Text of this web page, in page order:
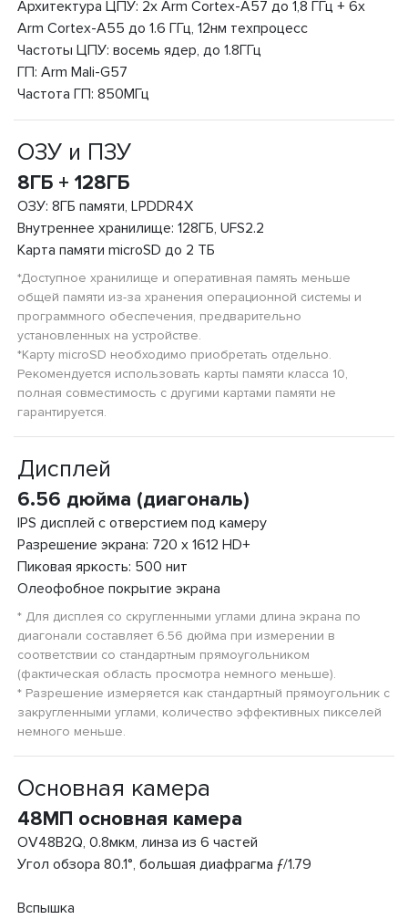
Архитектура ЦПУ: 2x Arm Cortex-A57 до 1,8 ГГц + 6x
Arm Cortex-A55 до 1.6 ГГц, 12нм техпроцесс
Частоты ЦПУ: восемь ядер, до 1.8ГГц
ГП: Arm Mali-G57
Частота ГП: 850МГц
ОЗУ и ПЗУ
8ГБ + 128ГБ
ОЗУ: 8ГБ памяти, LPDDR4X
Внутреннее хранилище: 128ГБ, UFS2.2
Карта памяти microSD до 2 ТБ
*Доступное хранилище и оперативная память меньше
общей памяти из-за хранения операционной системы и
программного обеспечения, предварительно
установленных на устройстве.
*Карту microSD необходимо приобретать отдельно.
Рекомендуется использовать карты памяти класса 10,
полная совместимость с другими картами памяти не
гарантируется.
Дисплей
6.56 дюйма (диагональ)
IPS дисплей с отверстием под камеру
Разрешение экрана: 720 x 1612 HD+
Пиковая яркость: 500 нит
Олеофобное покрытие экрана
* Для дисплея со скругленными углами длина экрана по
диагонали составляет 6.56 дюйма при измерении в
соответствии со стандартным прямоугольником
(фактическая область просмотра немного меньше).
* Разрешение измеряется как стандартный прямоугольник с
закругленными углами, количество эффективных пикселей
немного меньше.
Основная камера
48МП основная камера
OV48B2Q, 0.8мкм, линза из 6 частей
Угол обзора 80.1°, большая диафрагма ƒ/1.79
Вспышка